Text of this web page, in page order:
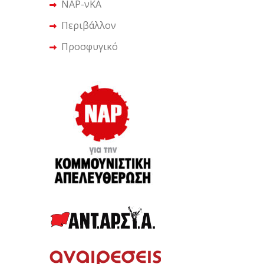
ΝΑΡ-νΚΑ
Περιβάλλον
Προσφυγικό